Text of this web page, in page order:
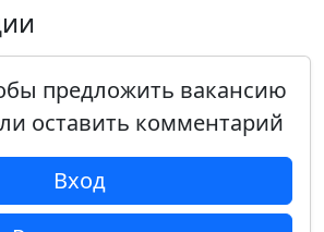
предложить вакансию
оставить комментарий
Вход